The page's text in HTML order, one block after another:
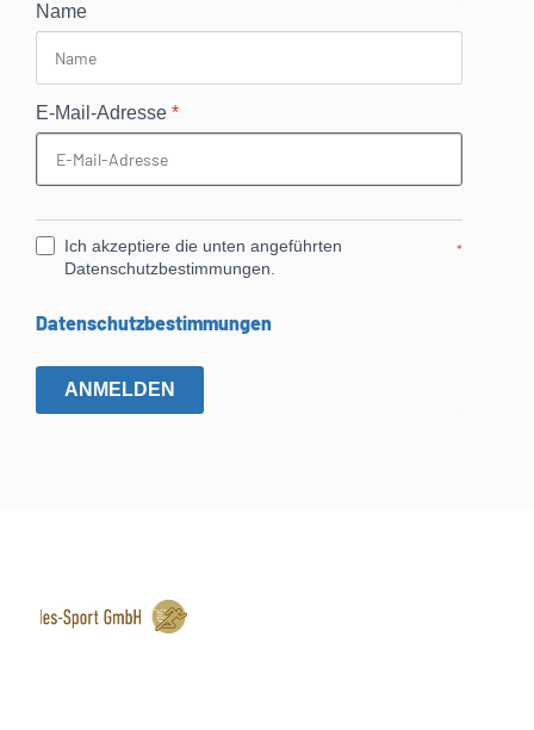
Name
E-Mail-Adresse *
Ich akzeptiere die unten angeführten
Datenschutzbestimmungen.
*
Datenschutzbestimmungen
ANMELDEN